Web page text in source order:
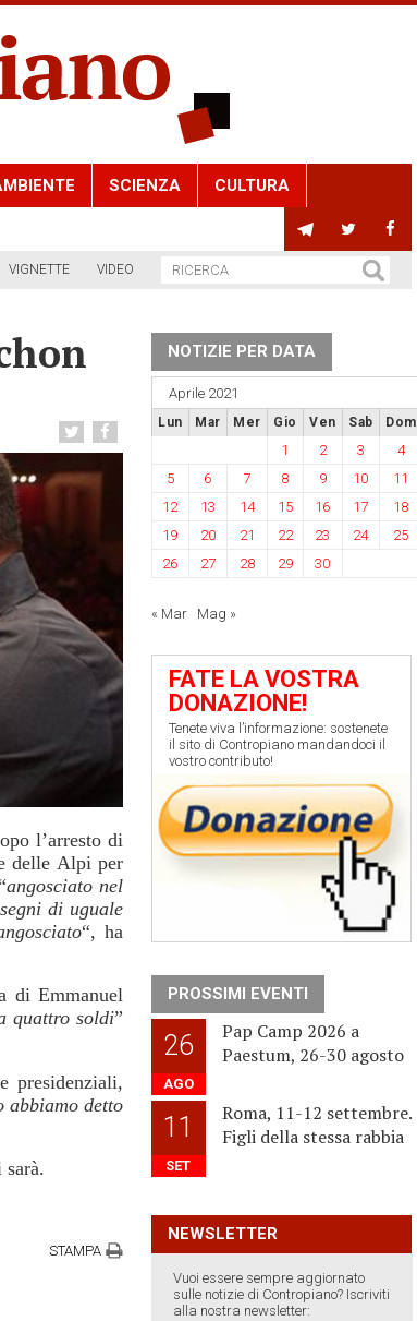
SCIENZA CULTURA
VIGNETTE VIDEO
l’arresto di
delle Alpi per
angosciato nel
di uguale
“, ha
di Emmanuel
quattro soldi”
presidenziali,
detto
STAMPA
NOTIZIE PER DATA
Aprile 2021
Lun Mar Mer Gio Ven Sab Dom
1 2 3
4
5
6 7 8 9 10
11
12
13 14 15 16 17
18
19
20 21 22 23 24
25
26
27 28 29 30
« Mar Mag »
FATE LA VOSTRA
DONAZIONE!
Tenete viva l’informazione: sostenete
il sito di Contropiano mandandoci il
vostro contributo!
PROSSIMI EVENTI
26
AGO
Pap Camp 2026 a
Paestum, 26-30 agosto
11
SET
Roma, 11-12 settembre.
Figli della stessa rabbia
NEWSLETTER
Vuoi essere sempre aggiornato
sulle notizie di Contropiano? Iscriviti
alla nostra newsletter: